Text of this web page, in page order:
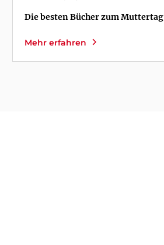
Die besten Bücher zum Muttertag
Mehr erfahren